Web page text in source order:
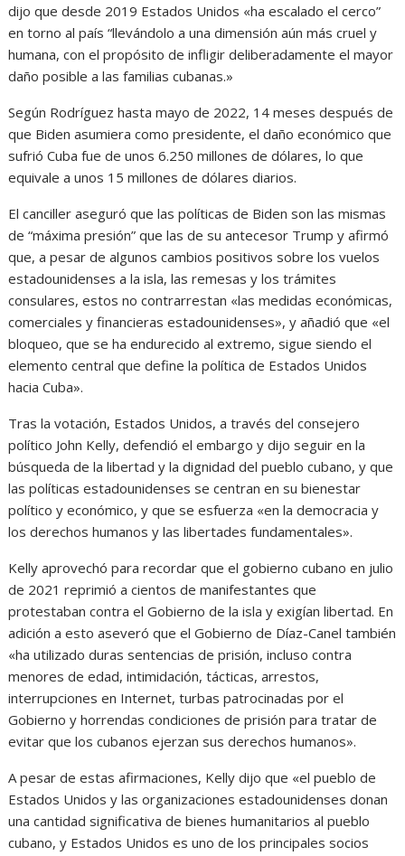
dijo que desde 2019 Estados Unidos «ha escalado el cerco”
en torno al país “llevándolo a una dimensión aún más cruel y
humana, con el propósito de infligir deliberadamente el mayor
daño posible a las familias cubanas.»
Según Rodríguez hasta mayo de 2022, 14 meses después de
que Biden asumiera como presidente, el daño económico que
sufrió Cuba fue de unos 6.250 millones de dólares, lo que
equivale a unos 15 millones de dólares diarios.
El canciller aseguró que las políticas de Biden son las mismas
de “máxima presión” que las de su antecesor Trump y afirmó
que, a pesar de algunos cambios positivos sobre los vuelos
estadounidenses a la isla, las remesas y los trámites
consulares, estos no contrarrestan «las medidas económicas,
comerciales y financieras estadounidenses», y añadió que «el
bloqueo, que se ha endurecido al extremo, sigue siendo el
elemento central que define la política de Estados Unidos
hacia Cuba».
Tras la votación, Estados Unidos, a través del consejero
político John Kelly, defendió el embargo y dijo seguir en la
búsqueda de la libertad y la dignidad del pueblo cubano, y que
las políticas estadounidenses se centran en su bienestar
político y económico, y que se esfuerza «en la democracia y
los derechos humanos y las libertades fundamentales».
Kelly aprovechó para recordar que el gobierno cubano en julio
de 2021 reprimió a cientos de manifestantes que
protestaban contra el Gobierno de la isla y exigían libertad. En
adición a esto aseveró que el Gobierno de Díaz-Canel también
«ha utilizado duras sentencias de prisión, incluso contra
menores de edad, intimidación, tácticas, arrestos,
interrupciones en Internet, turbas patrocinadas por el
Gobierno y horrendas condiciones de prisión para tratar de
evitar que los cubanos ejerzan sus derechos humanos».
A pesar de estas afirmaciones, Kelly dijo que «el pueblo de
Estados Unidos y las organizaciones estadounidenses donan
una cantidad significativa de bienes humanitarios al pueblo
cubano, y Estados Unidos es uno de los principales socios